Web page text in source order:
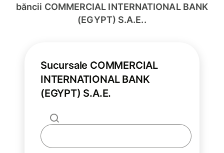
băncii COMMERCIAL INTERNATIONAL BANK
(EGYPT) S.A.E..
Sucursale COMMERCIAL
INTERNATIONAL BANK
(EGYPT) S.A.E.